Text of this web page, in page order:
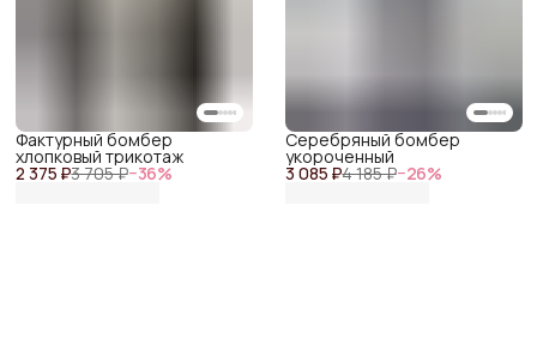
2 375 ₽3 705 ₽−36%
Фактурный бомбер
хлопковый трикотаж
3 085 ₽4 185 ₽−26%
Серебряный бомбер
укороченный